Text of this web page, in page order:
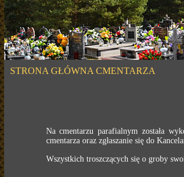
STRONA GŁÓWNA CMENTARZA
Na cmentarzu parafialnym została
cmentarza oraz zgłaszanie się do
Wszystkich troszczących się o groby